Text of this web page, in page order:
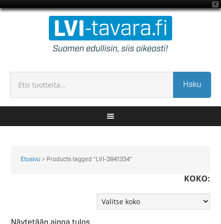
X
Haku
Etusivu > Products tagged “LVI-3941334”
KOKO: